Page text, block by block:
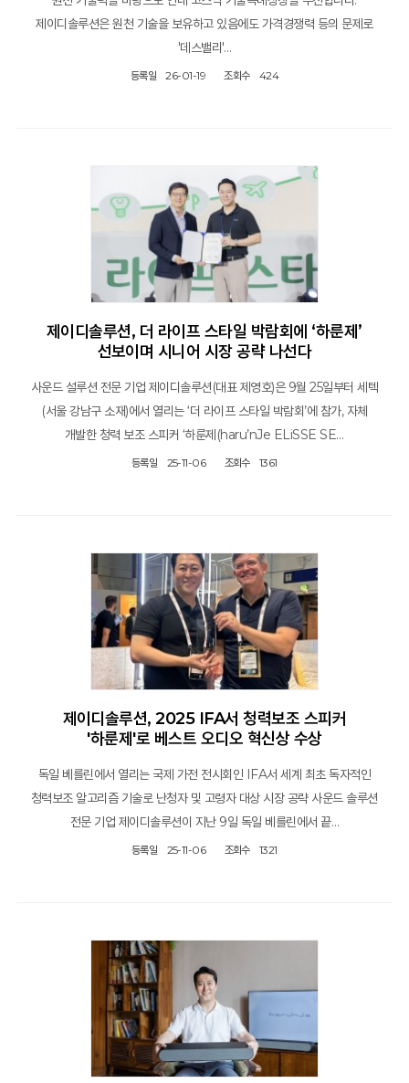
제이디솔루션은 원천 기술을 보유하고 있음에도 가격경쟁력 등의 문제로
'데스밸리'…
등록일 26-01-19 조회수 424
제이디솔루션, 더 라이프 스타일 박람회에 ‘하룬제’
선보이며 시니어 시장 공략 나선다
사운드 설루션 전문 기업 제이디솔루션(대표 제영호)은 9월 25일부터 세텍
(서울 강남구 소재)에서 열리는 ‘더 라이프 스타일 박람회’에 참가, 자체
개발한 청력 보조 스피커 ‘하룬제(haru’nJe ELiSSE SE…
등록일 25-11-06 조회수 1361
제이디솔루션, 2025 IFA서 청력보조 스피커
'하룬제'로 베스트 오디오 혁신상 수상
독일 베를린에서 열리는 국제 가전 전시회인 IFA서 세계 최초 독자적인
청력보조 알고리즘 기술로 난청자 및 고령자 대상 시장 공략 사운드 솔루션
전문 기업 제이디솔루션이 지난 9일 독일 베를린에서 끝…
등록일 25-11-06 조회수 1321